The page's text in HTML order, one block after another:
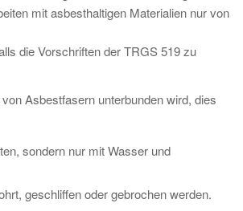
mit asbesthaltigen Materialien nur von
die Vorschriften der TRGS 519 zu
Asbestfasern unterbunden wird, dies
sondern nur mit Wasser und
geschliffen oder gebrochen werden.